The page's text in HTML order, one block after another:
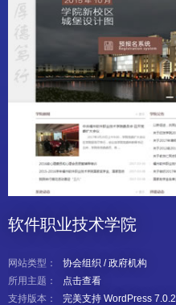
软件职业技术学院
网站类型： 协会组织 /政府机构
所用主题：
点击查看
支持版本：
完美支持 WordPress 7.0.2